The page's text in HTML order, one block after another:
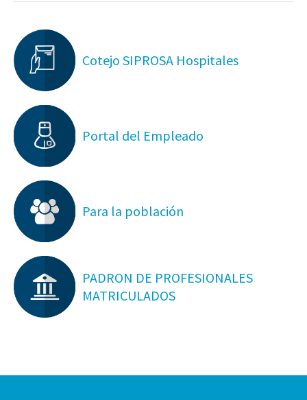
Cotejo SIPROSA Hospitales
Portal del Empleado
Para la población
PADRON DE PROFESIONALES
MATRICULADOS